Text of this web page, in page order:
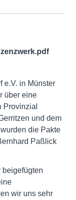
e.V. in Münster
über eine
Provinzial
und dem
die Pakte
Paßlick
beigefügten
wir uns sehr